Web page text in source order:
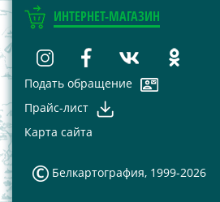
ИНТЕРНЕТ-МАГАЗИН
Подать обращение
Прайс-лист
Карта сайта
Белкартография, 1999-2026